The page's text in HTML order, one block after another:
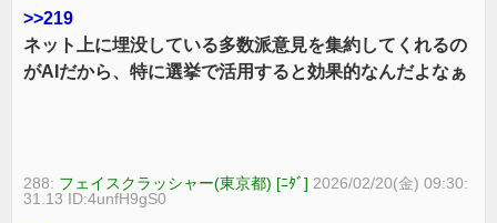
>>219
ネット上に埋没している多数派意見を集約してくれるの
がAIだから、特に選挙で活用すると効果的なんだよなぁ
288: フェイスクラッシャー(東京都) [ﾆﾀﾞ] 2026/02/20(金) 09:30:
31.13 ID:4unfH9gS0